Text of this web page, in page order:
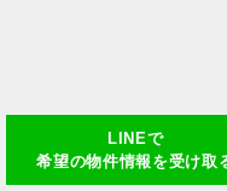
LINEで
希望の物件情報を受け取